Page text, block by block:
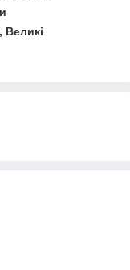
Великі